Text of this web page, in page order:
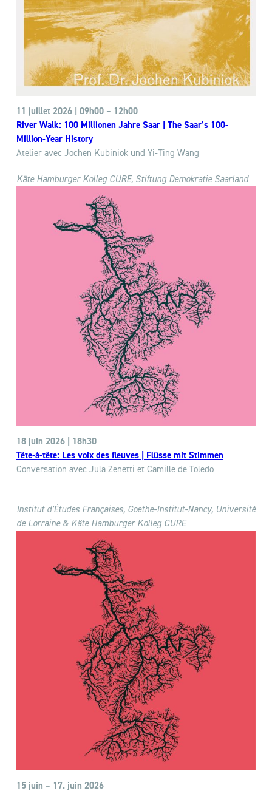
11 juillet 2026 | 09h00 – 12h00
River Walk: 100 Millionen Jahre Saar | The Saar’s 100-
Million-Year History
Atelier avec Jochen Kubiniok und Yi-Ting Wang
Käte Hamburger Kolleg CURE, Stiftung Demokratie Saarland
18 juin 2026 | 18h30
Tête-à-tête: Les voix des fleuves | Flüsse mit Stimmen
Conversation avec Jula Zenetti et Camille de Toledo
Institut d’Études Françaises, Goethe-Institut-Nancy, Université
de Lorraine & Käte Hamburger Kolleg CURE
15 juin – 17. juin 2026